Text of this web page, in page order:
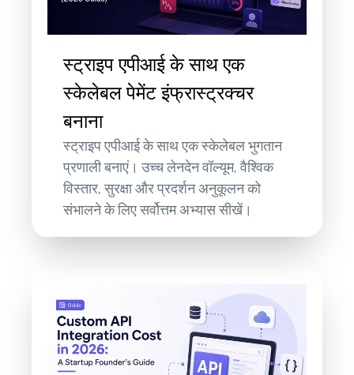
स्ट्राइप एपीआई के साथ एक
स्केलेबल पेमेंट इंफ्रास्ट्रक्चर
बनाना
स्ट्राइप एपीआई के साथ एक स्केलेबल भुगतान
प्रणाली बनाएं। उच्च लेनदेन वॉल्यूम, वैश्विक
विस्तार, सुरक्षा और प्रदर्शन अनुकूलन को
संभालने के लिए सर्वोत्तम अभ्यास सीखें।